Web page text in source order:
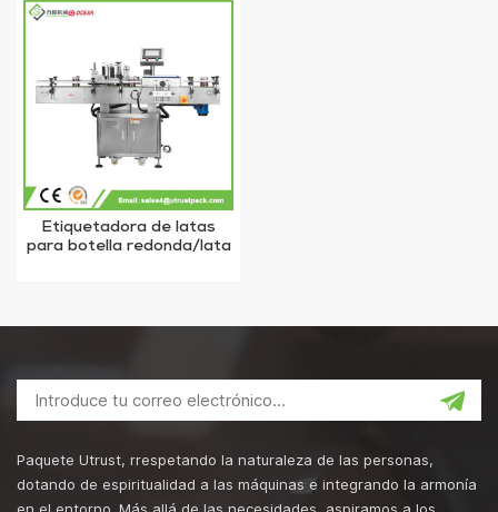
Etiquetadora de latas
para botella redonda/lata
Paquete Utrust, rrespetando la naturaleza de las personas,
dotando de espiritualidad a las máquinas e integrando la armonía
en el entorno. Más allá de las necesidades, aspiramos a los